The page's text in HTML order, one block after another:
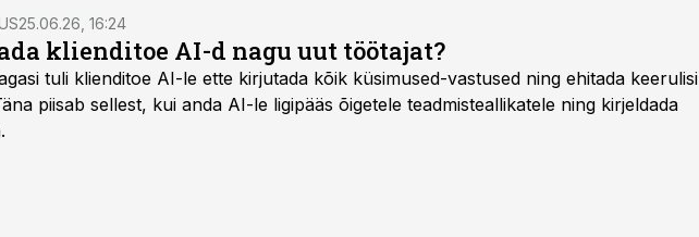
25.06.26, 16:24
klienditoe AI-d nagu uut töötajat?
tuli klienditoe AI-le ette kirjutada kõik küsimused-vastused ning ehitada keerulisi
piisab sellest, kui anda AI-le ligipääs õigetele teadmisteallikatele ning kirjeldada